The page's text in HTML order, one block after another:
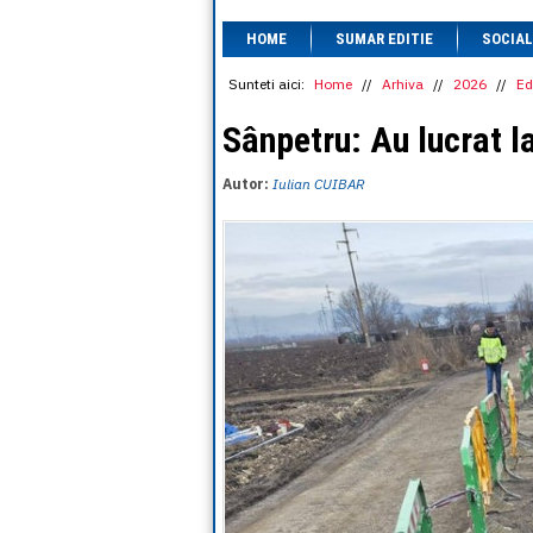
HOME SUMAR EDITIE SOCIAL
Sunteti aici: Home // Arhiva // 2026 //
Sânpetru: Au lucrat
Autor: Iulian CUIBAR